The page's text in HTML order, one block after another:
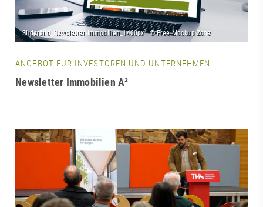
ANGEBOT FÜR INVESTOREN UND UNTERNEHMEN
Newsletter Immobilien A³